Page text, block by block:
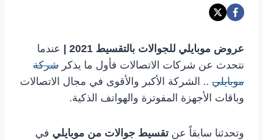
عروض موبايلي للجوالات بالتقسيط 2021 |
عندما
نتحدث عن شركات الاتصالات فأول ما يذكر شركة
موبايلي .. الشركة الأكبر والأقوى في مجال الاتصالات
وباقات الأجهزة المفوترة والهواتف الذكية.
وتحدثنا سابقاً عن تقسيط جوالات من موبايلي في